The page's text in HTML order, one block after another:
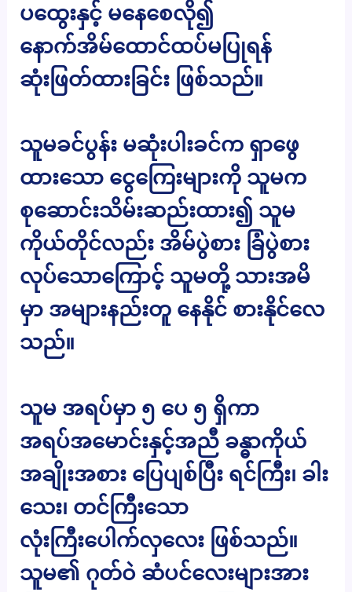
ပထွေးနှင့် မနေစေလို၍
နောက်အိမ်ထောင်ထပ်မပြုရန်
ဆုံးဖြတ်ထားခြင်း ဖြစ်သည်။
သူမခင်ပွန်း မဆုံးပါးခင်က ရှာဖွေ
ထားသော ငွေကြေးများကို သူမက
စုဆောင်းသိမ်းဆည်းထား၍ သူမ
ကိုယ်တိုင်လည်း အိမ်ပွဲစား ခြံပွဲစား
လုပ်သောကြောင့် သူမတို့ သားအမိ
မှာ အများနည်းတူ နေနိုင် စားနိုင်လေ
သည်။
သူမ အရပ်မှာ ၅ ပေ ၅ ရှိကာ
အရပ်အမောင်းနှင့်အညီ ခန္ဓာကိုယ်
အချိုးအစား ပြေပျစ်ပြီး ရင်ကြီး၊ ခါး
သေး၊ တင်ကြီးသော
လုံးကြီးပေါက်လှလေး ဖြစ်သည်။
သူမ၏ ဂုတ်ဝဲ ဆံပင်လေးများအား